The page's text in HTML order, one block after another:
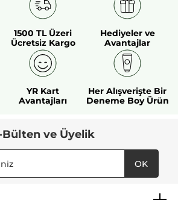
1500 TL Üzeri
Ücretsiz Kargo
Hediyeler ve
Avantajlar
YR Kart
Avantajları
Her Alışverişte Bir
Deneme Boy Ürün
Bülten ve Üyelik
OK